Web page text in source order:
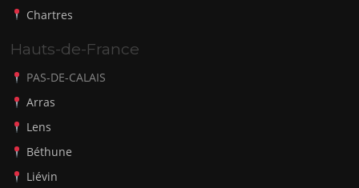
Chartres
Hauts-de-France
PAS-DE-CALAIS
Arras
Lens
Béthune
Liévin